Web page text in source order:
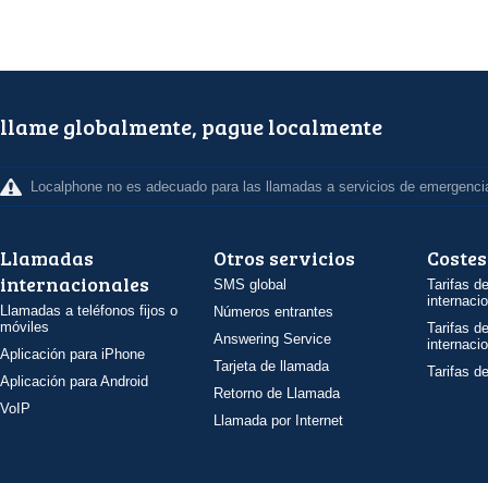
llame globalmente, pague localmente
Localphone no es adecuado para las llamadas a servicios de
Llamadas
internacionales
Llamadas a teléfonos fijos o
móviles
Aplicación para iPhone
Aplicación para Android
VoIP
Otros servicios
SMS global
Números entrantes
Answering Service
Tarjeta de llamada
Retorno de Llamada
Llamada por Internet
Costes
Tarifas
Tarifas
Tarifas